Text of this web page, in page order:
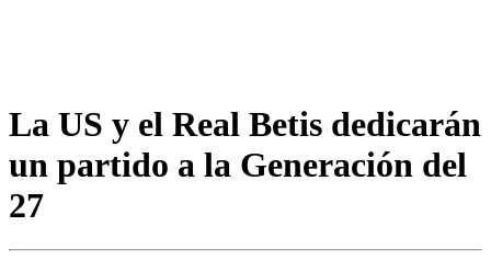
La US y el Real Betis dedicarán
un partido a la Generación del
27